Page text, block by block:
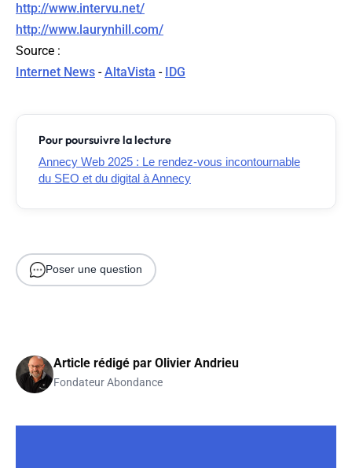
http://www.intervu.net/
http://www.laurynhill.com/
Source :
Internet News -AltaVista - IDG
Pour poursuivre la lecture
Annecy Web 2025 : Le rendez-vous incontournable
du SEO et du digital à Annecy
Poser une question
Article rédigé par Olivier Andrieu
Fondateur Abondance